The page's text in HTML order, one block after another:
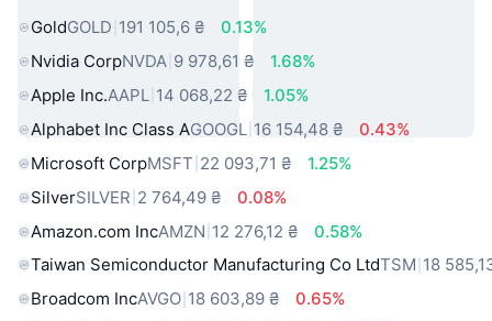
GoldGOLD 191 105,6 ₴
0.13%
Nvidia CorpNVDA 9 978,61 ₴
1.68%
Apple Inc.AAPL 14 068,22 ₴
1.05%
Alphabet Inc Class AGOOGL 16 154,48 ₴
0.43%
Microsoft CorpMSFT 22 093,71 ₴
1.25%
SilverSILVER 2 764,49 ₴
0.08%
Amazon.com IncAMZN 12 276,12 ₴
0.58%
Taiwan Semiconductor Manufacturing Co LtdTSM 18
Broadcom IncAVGO 18 603,89 ₴
0.65%